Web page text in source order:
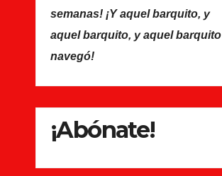
semanas! ¡Y aquel barquito, y
aquel barquito, y aquel barquito
navegó!
¡Abónate!